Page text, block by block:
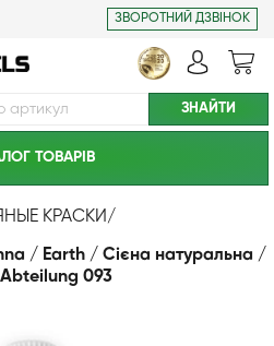
ЗВОРОТНИЙ ДЗВІНОК
ТОВАРIВ
КРАСКИ/
/ Earth / Сієна натуральна /
093